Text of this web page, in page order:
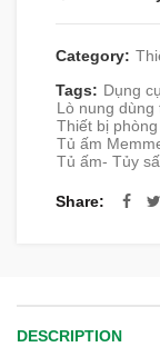
Category:
Tags: Dụng
Lò nung dùng
Thiết bị
Tủ ấm
Tủ ấm- Tủy
Share
DESCRIPTION